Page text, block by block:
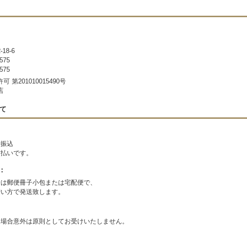
18-6
可 第201010015490号
込
いです。
郵便冊子小包または宅配便で、
方で発送致します。
合意外は原則としてお受けいたしません。